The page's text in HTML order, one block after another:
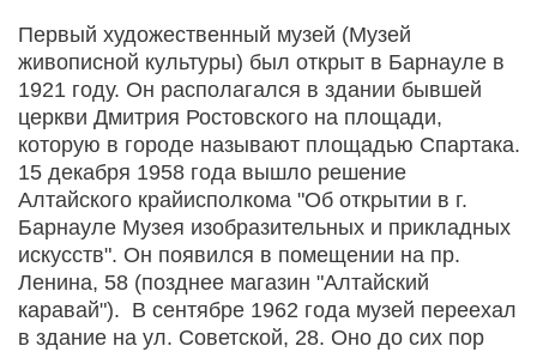
Первый художественный музей (Музей
живописной культуры) был открыт в Барнауле в
1921 году. Он располагался в здании бывшей
церкви Дмитрия Ростовского на площади,
которую в городе называют площадью Спартака.
15 декабря 1958 года вышло решение
Алтайского крайисполкома "Об открытии в г.
Барнауле Музея изобразительных и прикладных
искусств". Он появился в помещении на пр.
Ленина, 58 (позднее магазин "Алтайский
каравай"). В сентябре 1962 года музей переехал
в здание на ул. Советской, 28. Оно до сих пор